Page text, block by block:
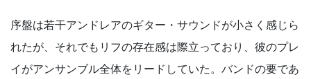
序盤は若干アンドレアのギター・サウンドが小さく感じら
れたが、それでもリフの存在感は際立っており、彼のプレ
イがアンサンブル全体をリードしていた。バンドの要であ